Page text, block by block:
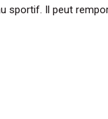
sportif. Il peut